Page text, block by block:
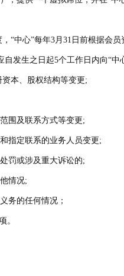
“中心”每年3月31日前根据会
发生之日起5个工作日内向“中
资本、股权结构等变更;
围及联系方式等变更;
指定联系的业务人员变更;
罚或涉及重大诉讼的;
情况;
务的任何情况；
。